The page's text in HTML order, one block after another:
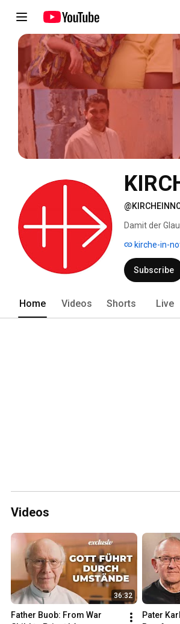
Damit der
👍🏼! Wenn
kirche-in-
Subscribe
Home Videos Shorts Live
Videos
36:32
Father Buob: From War
Pater